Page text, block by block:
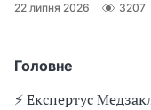
Головне
⚡️ Експертус
22 липня 2026 3207